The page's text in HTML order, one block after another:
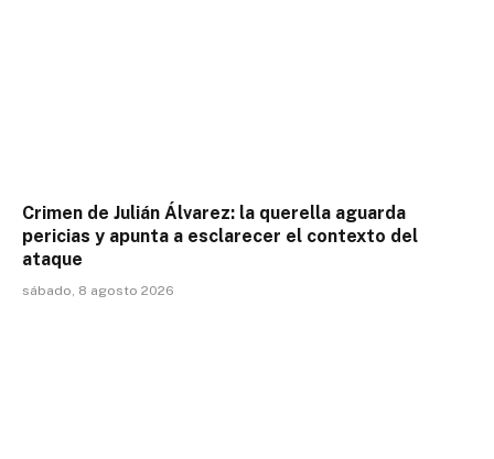
Crimen de Julián Álvarez: la querella aguarda
pericias y apunta a esclarecer el contexto del
ataque
sábado, 8 agosto 2026